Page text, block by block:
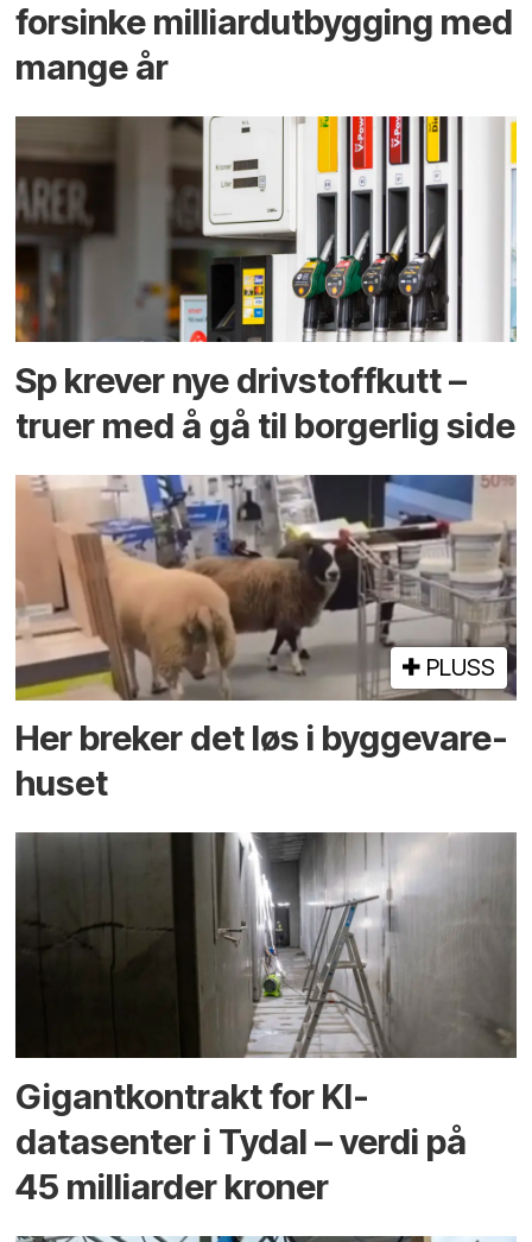
forsinke milliard­utbygging med
mange år
Sp krever nye drivstoffkutt –
truer med å gå til borgerlig side
PLUSS
Her breker det løs i bygge­vare­
huset
Gigantkontrakt for KI-
datasenter i Tydal – verdi på
45 milliarder kroner